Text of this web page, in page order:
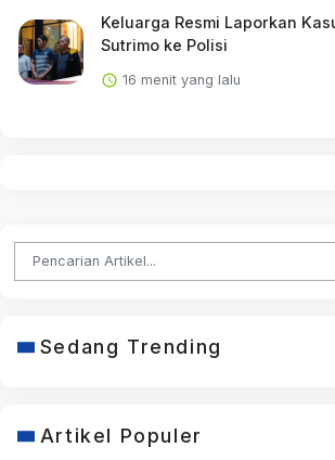
Keluarga Resmi Laporkan
Sutrimo ke Polisi
16 menit yang lalu
Sedang Trending
Artikel Populer